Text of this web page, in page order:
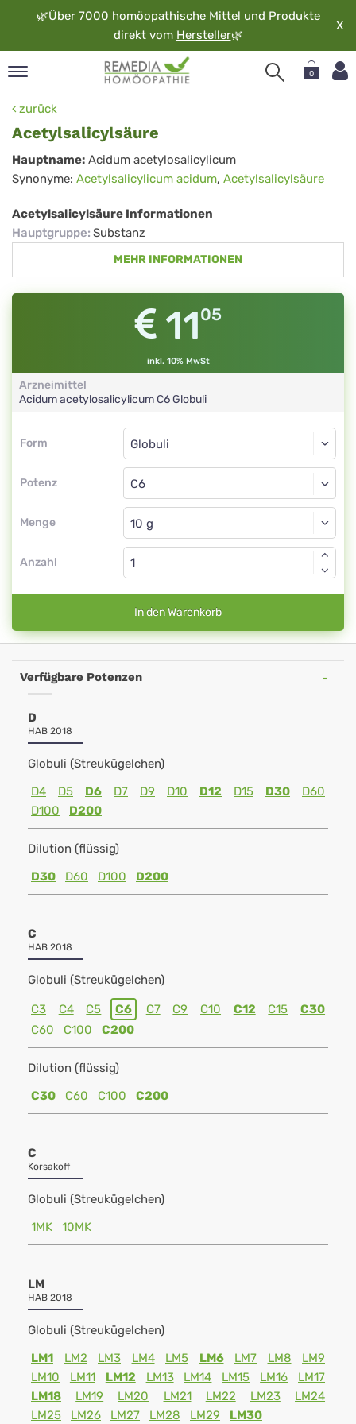
🌿Über 7000 homöopathische Mittel und Produkte
direkt vom Hersteller🌿
X
0
zurück
Acetylsalicylsäure
Acetylsalicylsäure
Hauptname: Acidum acetylosalicylicum
Synonyme: Acetylsalicylicum acidum, Acetylsalicylsäure
Acetylsalicylsäure Informationen
Hauptgruppe: Substanz
MEHR INFORMATIONEN
1105
inkl. 10% MwSt
Arzneimittel
Acidum acetylosalicylicumC6Globuli
Form
Form
Potenz
Globuli
C6
Menge
Globuli
Anzahl
In den Warenkorb
Verfügbare Potenzen
D
HAB 2018
Globuli (Streukügelchen)
D4
D5 D6 D7 D9 D10 D12 D15 D30
D60
D100
D200
Dilution (flüssig)
D30
D60 D100 D200
C
HAB 2018
Globuli (Streukügelchen)
C3 C4 C5 C6 C7 C9 C10 C12 C15
C30
C60
C100 C200
Dilution (flüssig)
C30
C60 C100 C200
C
Korsakoff
Globuli (Streukügelchen)
1MK
10MK
LM
HAB 2018
Globuli (Streukügelchen)
LM1
LM2 LM3 LM4 LM5 LM6 LM7 LM8
LM9
LM10
LM11 LM12 LM13 LM14 LM15 LM16
LM17
LM18
LM19 LM20 LM21 LM22 LM23
LM24
LM25
LM26 LM27 LM28 LM29 LM30